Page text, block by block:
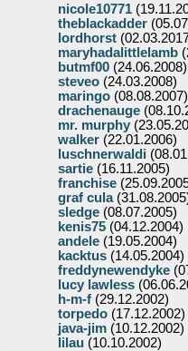
nicole10771
theblackadder
lordhorst
maryhadalittlelamb
butmf00 (24.06.2008)
steveo (24.03.2008)
maringo (08.08.2007)
drachenauge
mr. murphy
walker (22.01.2006)
luschnerwaldi
sartie (16.11.2005)
franchise
graf cula
sledge (08.07.2005)
kenis75 (04.12.2004)
andele (19.05.2004)
kacktus (14.05.2004)
freddynewendyke
lucy lawless
h-m-f (29.12.2002)
torpedo (17.12.2002)
java-jim (10.12.2002)
lilau (10.10.2002)